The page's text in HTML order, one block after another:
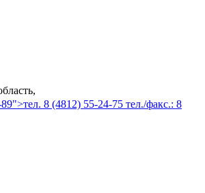
8 (4812) 55-24-75 тел./факс.: 8